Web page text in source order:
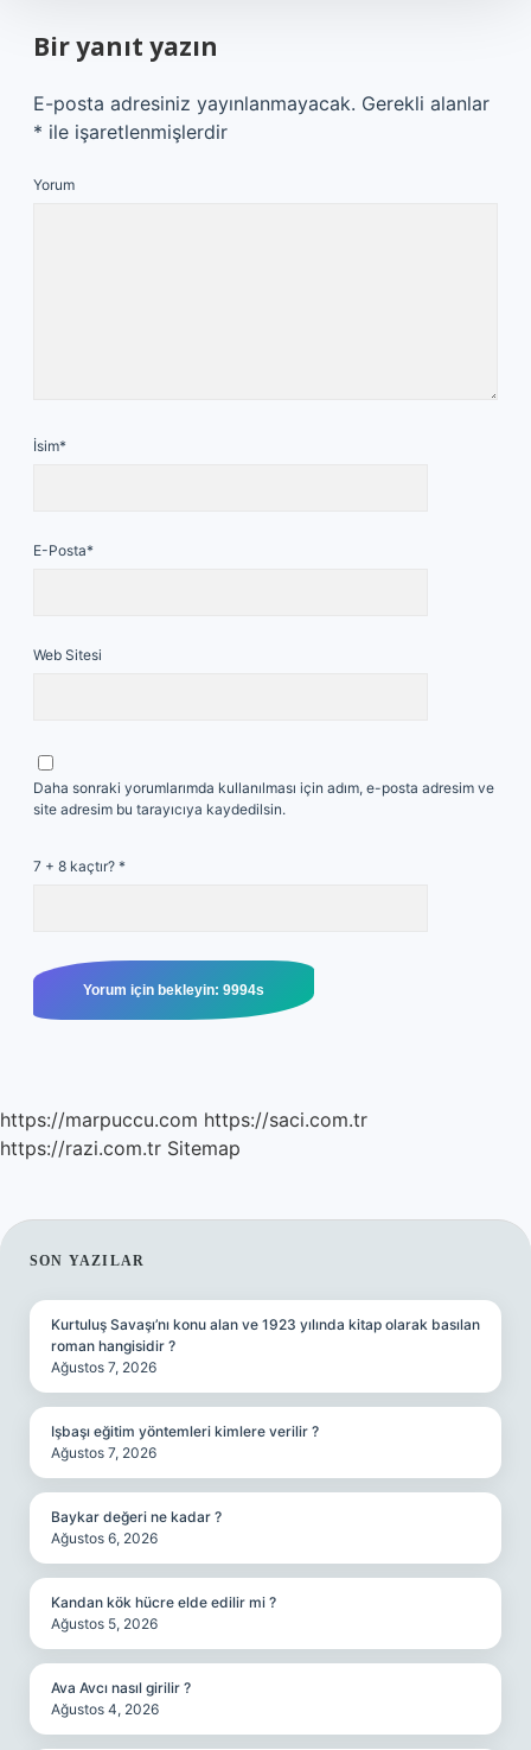
Bir yanıt yazın
E-posta adresiniz yayınlanmayacak. Gerekli alanlar
* ile işaretlenmişlerdir
Yorum
İsim*
E-Posta*
Web Sitesi
Daha sonraki yorumlarımda kullanılması için adım, e-posta adresim ve
site adresim bu tarayıcıya kaydedilsin.
7 + 8 kaçtır? *
https://marpuccu.com https://saci.com.tr
https://razi.com.tr Sitemap
SIDEBAR
SON YAZILAR
Kurtuluş Savaşı’nı konu alan ve 1923 yılında kitap olarak basılan
roman hangisidir ?
Ağustos 7, 2026
Işbaşı eğitim yöntemleri kimlere verilir ?
Ağustos 7, 2026
Baykar değeri ne kadar ?
Ağustos 6, 2026
Kandan kök hücre elde edilir mi ?
Ağustos 5, 2026
Ava Avcı nasıl girilir ?
Ağustos 4, 2026